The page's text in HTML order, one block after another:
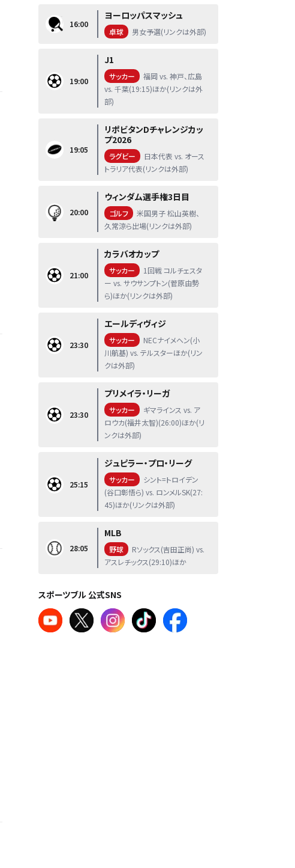
16:00
ヨーロッパスマッシュ
卓球 男女予選(リンクは外部)
19:00
J1
サッカー
福岡 vs. 神戸、広島
vs. 千葉(19:15)ほか(リンクは外
部)
19:05
リポビタンDチャレンジカッ
プ2026
ラグビー
日本代表 vs. オース
トラリア代表(リンクは外部)
20:00
ウィンダム選手権3日目
ゴルフ
米国男子 松山英樹、
久常涼ら出場(リンクは外部)
21:00
カラバオカップ
サッカー
1回戦 コルチェスタ
ー vs. サウサンプトン(菅原由勢
ら)ほか(リンクは外部)
23:30
エールディヴィジ
サッカー
NECナイメヘン(小
川航基) vs. テルスターほか(リン
クは外部)
23:30
プリメイラ・リーガ
サッカー
ギマラインス vs. ア
ロウカ(福井太智)(26:00)ほか(リ
ンクは外部)
25:15
ジュピラー・プロ・リーグ
サッカー
シント=トロイデン
(谷口彰悟ら) vs. ロンメルSK(27:
45)ほか(リンクは外部)
28:05
MLB
野球
Rソックス(吉田正尚) vs.
アスレチックス(29:10)ほか
スポーツブル 公式SNS